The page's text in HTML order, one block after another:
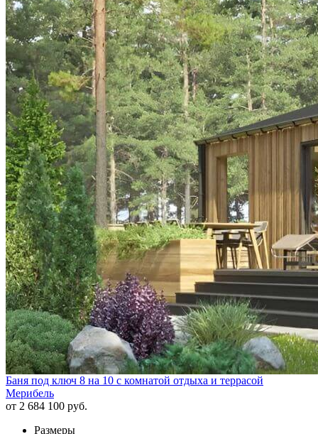
Баня под ключ 8 на 10 с комнатой отдыха и террасой
Мерибель
от 2 684 100 руб.
Размеры